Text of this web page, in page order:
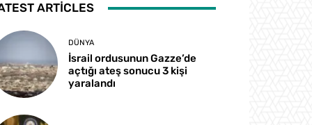
ARTICLES
DÜNYA
İsrail ordusunun Gazze’de
açtığı ateş sonucu 3 kişi
yaralandı